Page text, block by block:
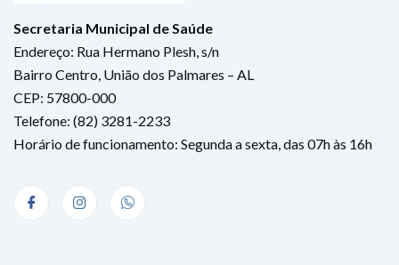
Secretaria Municipal de Saúde
Endereço: Rua Hermano Plesh, s/n
Bairro Centro, União dos Palmares – AL
CEP: 57800-000
Telefone: (82) 3281-2233
Horário de funcionamento: Segunda a sexta, das 07h às 16h